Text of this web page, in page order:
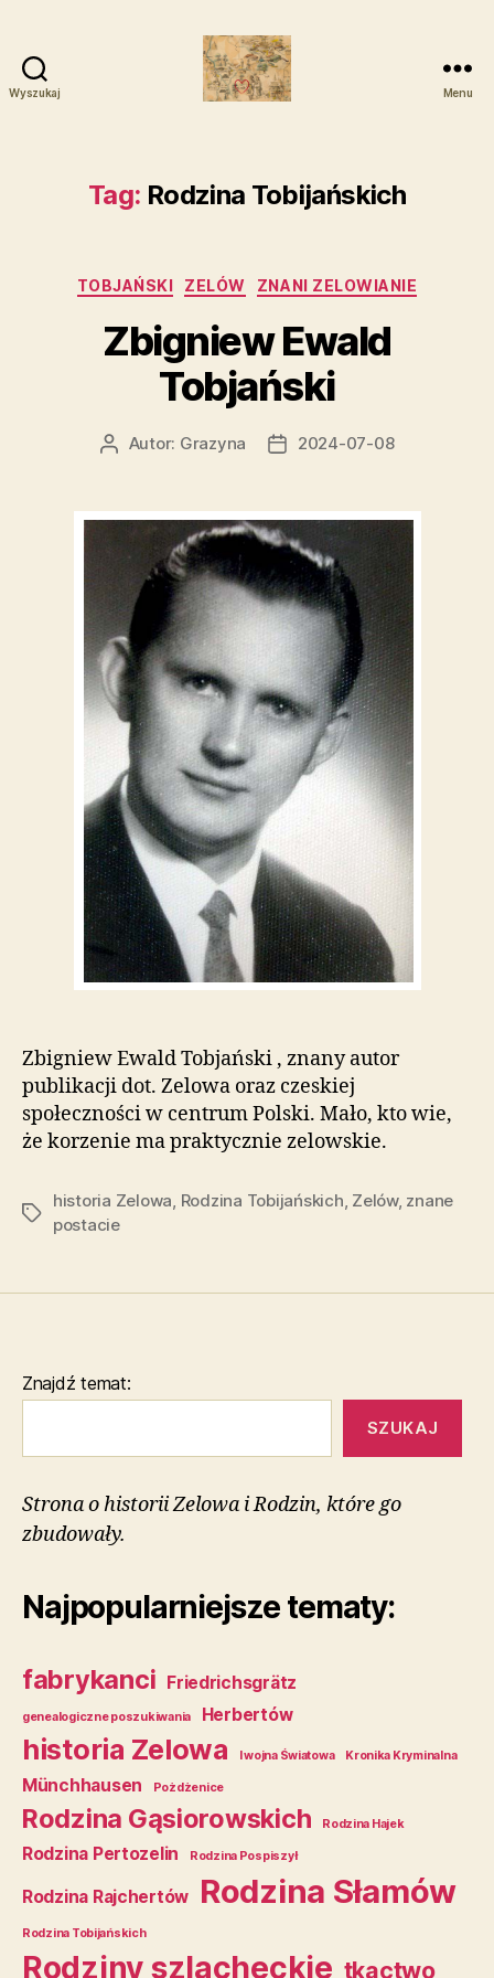
Wyszukaj Menu
Tag: Rodzina Tobijańskich
Kategorie
TOBJAŃSKI ZELÓW ZNANI ZELOWIANIE
Zbigniew Ewald
Tobjański
AutorAutor: Grazyna
Data2024-07-08
Zbigniew Ewald Tobjański , znany autor
publikacji dot. Zelowa oraz czeskiej
społeczności w centrum Polski. Mało, kto wie,
że korzenie ma praktycznie zelowskie.
Tagi
historia Zelowa Rodzina Tobijańskich Zelów, znane
postacie
Znajdź temat:
SZUKAJ
Strona o historii Zelowa i Rodzin, które go
zbudowały.
Najpopularniejsze tematy:
fabrykanci Friedrichsgrätz
genealogiczne poszukiwania Herbertów
historia Zelowa I wojna Światowa Kronika Kryminalna
Münchhausen Pożdżenice
Rodzina Gąsiorowskich Rodzina Hajek
Rodzina Pertozelin Rodzina Pospiszył
Rodzina Rajchertów Rodzina Słamów
Rodzina Tobijańskich
Rodziny szlacheckie tkactwo